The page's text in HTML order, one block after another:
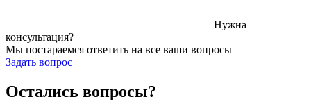
Нужна
консультация?
Мы постараемся ответить на все ваши вопросы
Задать вопрос
Остались вопросы?